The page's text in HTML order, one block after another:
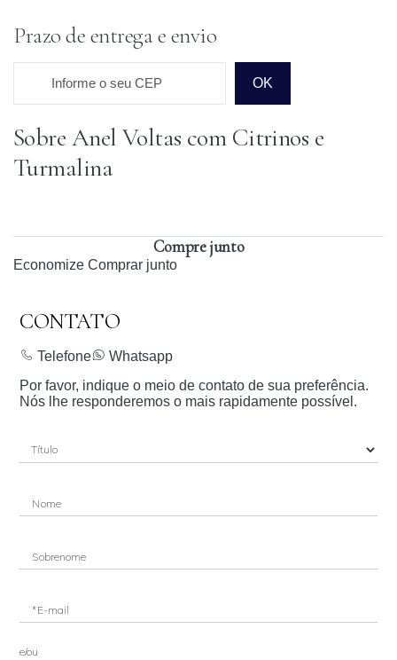
Prazo de entrega e envio
Informe o seu CEP OK
Prazo para o CEP
Sobre Anel Voltas com Citrinos e
Turmalina
Compre junto
Economize Comprar junto
CONTATO
Telefone
Whatsapp
Por favor, indique o meio de contato de sua preferência.
Nós lhe responderemos o mais rapidamente possível.
Nome
Sobrenome
*E-mail
e/ou